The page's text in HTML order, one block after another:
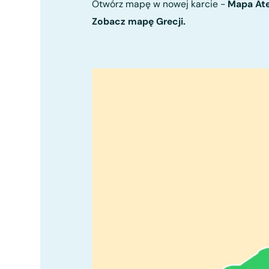
Otwórz mapę w nowej karcie - Mapa
Zobacz mapę Grecji.